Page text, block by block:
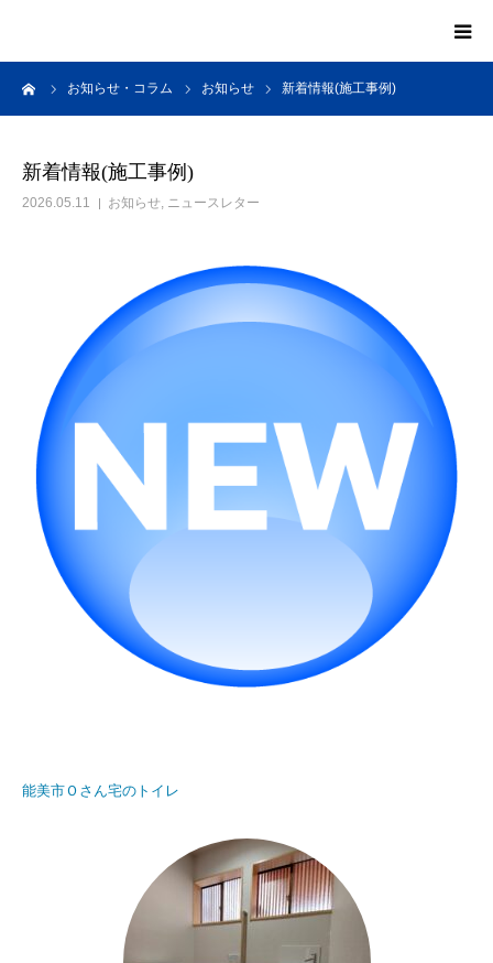
お知らせ・コラム お知らせ 新着情報(施工事例)
新着情報(施工事例)
2026.05.11 お知らせ, ニュースレター
能美市Ｏさん宅のトイレ
HOME
施工例
料金
お問い合わせ